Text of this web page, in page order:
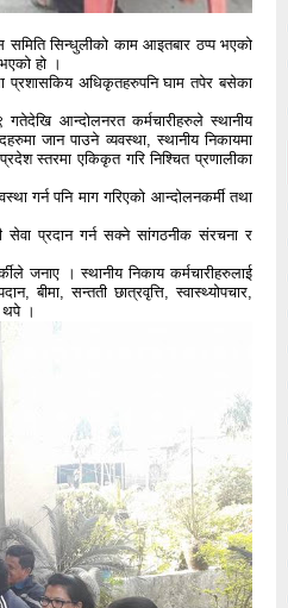
सिन्धुलीको काम आइतबार ठप्प भएको
हो ।
प्रशासकिय अधिकृतहरुपनि घाम तपेर बसेका
आन्दोलनरत कर्मचारीहरुले स्थानीय
जान पाउने व्यवस्था, स्थानीय निकायमा
स्तरमा एकिकृत गरि निश्चित प्रणालीका
गर्न पनि माग गरिएको आन्दोलनकर्मी तथा
सेवा प्रदान गर्न सक्ने सांगठनीक संरचना र
जनाए । स्थानीय निकाय कर्मचारीहरुलाई
बीमा, सन्तती छात्रवृत्ति, स्वास्थ्योपचार,
थपे ।